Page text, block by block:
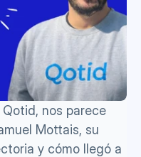
nos parece
Mottais, su
y cómo llegó a